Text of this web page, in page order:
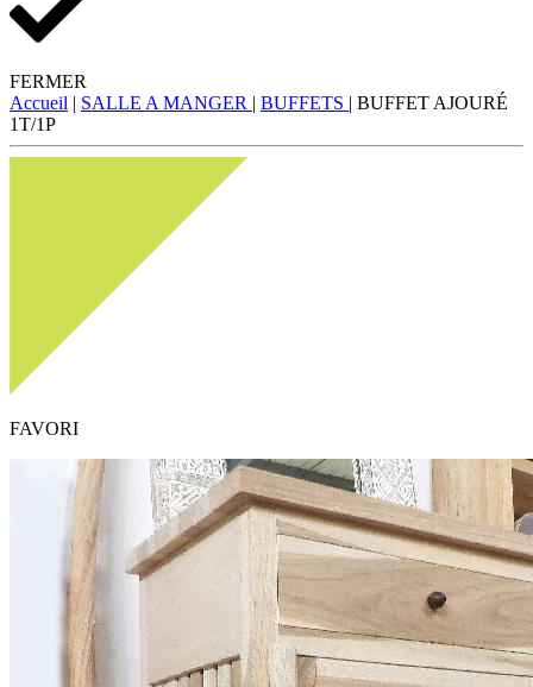
FERMER
Accueil | SALLE A MANGER | BUFFETS | BUFFET AJOURÉ
1T/1P
FAVORI